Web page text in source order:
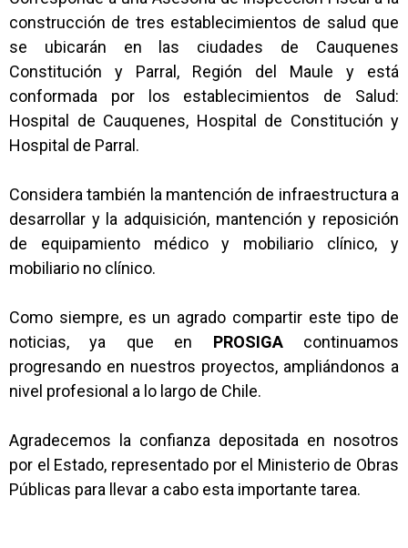
construcción de tres establecimientos de salud que
se ubicarán en las ciudades de Cauquenes
Constitución y Parral, Región del Maule y está
conformada por los establecimientos de Salud:
Hospital de Cauquenes, Hospital de Constitución y
Hospital de Parral.
Considera también la mantención de infraestructura a
desarrollar y la adquisición, mantención y reposición
de equipamiento médico y mobiliario clínico, y
mobiliario no clínico.
Como siempre, es un agrado compartir este tipo de
noticias, ya que en PROSIGAcontinuamos
progresando en nuestros proyectos, ampliándonos a
nivel profesional a lo largo de Chile.
Agradecemos la confianza depositada en nosotros
por el Estado, representado por el Ministerio de Obras
Públicas para llevar a cabo esta importante tarea.